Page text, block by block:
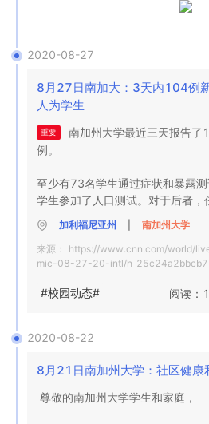
题的国内外学生提供财务和技术支
我们仅在今年提供新的奖学金机会
金，以在2021年夏季课程中提供
这旨在帮助确保学业进步。有关此
后面介绍。
校内住宿和餐饮
我们在本周早些时候宣布，我们
的住宿限制为每间卧室一个学生。
空间。结果，我们的可用性不到正
我们将遵守当前的合同，但房间分
化，以符合每间卧室一名学生的
同的学生，特别是那些没有亲自
已延长至7月15日。
根据可用性的不同，现有申请者将
和其他涉及动手工作的课程，以及
课外活动，学生组织等的更多详细
也将由各个学校和课程来解决。一
都能升读学位，因此每所学校的顾
最好地保持本学期学业进展的问题
额外的协助。我们了解到，对于某
园外。为了帮助您，我们正在扩
题的国内外学生提供财务和技术
细信息。
我们仅在今年提供新的奖学金机
金，以在2021年夏季课程中提供
这旨在帮助确保学业进步。有关
校内住宿和餐饮
我们在本周早些时候宣布，我们将
的住宿限制为每间卧室一个学生。
Rod Hanners
USC凯克医学
的亲自指导和校园内活动。看来在
尚未做出。因此，我们继续强烈劝
开始时，提供有关计划的定期更新
对于在校园中或附近以共同生活方
建议您谨慎行事，并严格遵守所有
以保护自己防止呼吸道飞沫，并
表面接触清洁。
强烈建议南加州大学附近的学生，
伴侣住在一起的学生，应每周通过
试。USC住房清单上的所有学生
件，以达到此目的。我们的联系跟
洛杉矶正处于公共卫生的关键时刻
学生住院，但我们所有人都需要共
能面临严重疾病风险更高的人，并
果。您在遏制或加速COVID-19的
2020-08-27
8月27日南加大：3天内104例
人为学生
重要
南加州大学最近三天报告了
例。
至少有73名学生通过症状和暴露
学生参加了人口测试。对于后者，
受检查。首席卫生官Sarah Van
率为2.7％，这是很高的。她指出
进行的。
在周一给学生的备忘录中，南加州
着秋季学期的第一周结束，大学公
测试呈阳性-29名通过症状和暴露
加利福尼亚州
南加州大学
来源： https://www.cnn.com/world/
mic-08-27-20-intl/
#校园动态# 阅读：
2020-08-22
8月21日南加州大学：社区健康
尊敬的南加州大学学生和家庭，